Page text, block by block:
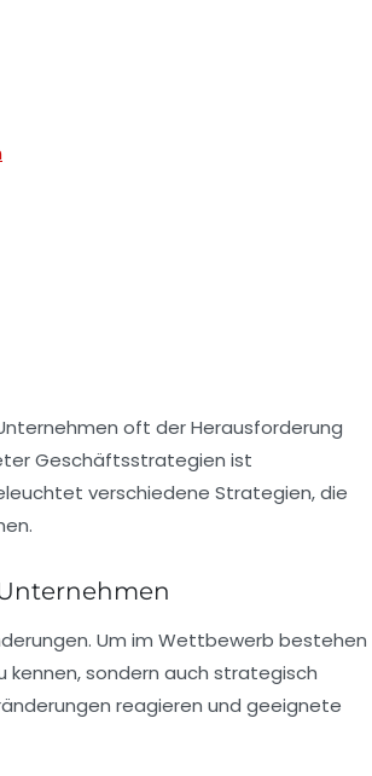
oft der Herausforderung
Geschäftsstrategien ist
verschiedene Strategien, die
Um im Wettbewerb bestehen
kennen, sondern auch strategisch
reagieren und geeignete